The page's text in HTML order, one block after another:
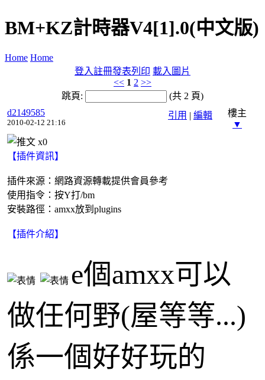
BM+KZ計時器V4[1].0(中文版)
Home Home
登入註冊發表列印 載入圖片
<< 1 2 >>
跳頁:
(共 2 頁)
引用 | 編輯
d2149585
2010-02-12 21:16
樓主
▼
x0
【插件資訊】
插件來源：網路資源轉載提供會員參考
使用指令：按Y打/bm
安裝路徑：amxx放到plugins
【插件介紹】
e個amxx可以
做任何野(屋等等...)
係一個好好玩的